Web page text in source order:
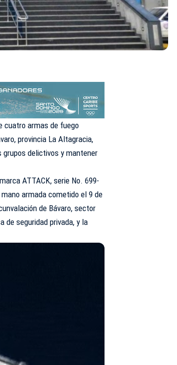
cuatro armas de fuego
provincia La Altagracia,
delictivos y mantener
ATTACK, serie No. 699-
armada cometido el 9 de
de Bávaro, sector
de seguridad privada, y la